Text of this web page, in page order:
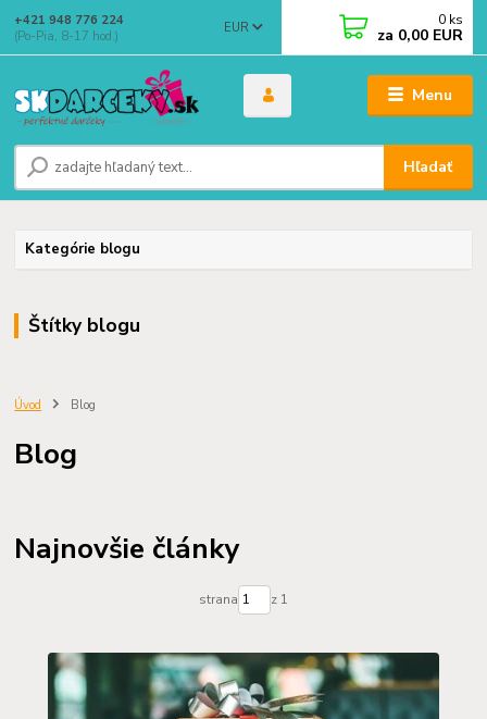
Menu
EUR
Hľadať
+421 948 776 224
(Po-Pia, 8-17 hod.)
0 ks
za 0,00 EUR
Kategórie blogu
Štítky blogu
Úvod Blog
Blog
Najnovšie články
strana z 1